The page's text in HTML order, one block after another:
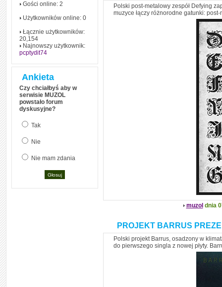
Gości online: 2
Użytkowników online: 0
Łącznie użytkowników:
20,154
Najnowszy użytkownik:
pcptydit74
Ankieta
Czy chciałbyś aby w
serwisie MUZOL
powstało forum
dyskusyjne?
Tak
Nie
Nie mam zdania
Polski post-metalowy zespół Defying
muzyce łączy różnorodne gatunki:
muzol dnia
PROJEKT BARRUS
Polski projekt Barrus, osadzony w
do pierwszego singla z nowej płyty.